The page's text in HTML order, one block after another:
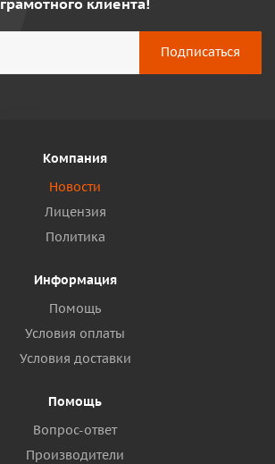
Компания
Новости
Лицензия
Политика
Информация
Помощь
Условия оплаты
Условия доставки
Помощь
Вопрос-ответ
Производители